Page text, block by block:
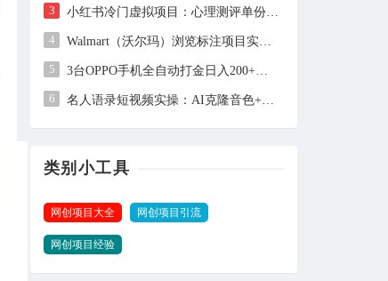
3 小红书冷门虚拟项目：心理测评单份1.99元，102天卖出2.4万份，月入1万+
4 Walmart（沃尔玛）浏览标注项目实操：单账号日收益约3美金，电脑可多开
5 3台OPPO手机全自动打金日入200+：保姆级教程与全套工具详解
6 名人语录短视频实操：AI克隆音色+剪映剪辑，新手也能快速起号
类别小工具
网创项目大全 网创项目引流
网创项目经验